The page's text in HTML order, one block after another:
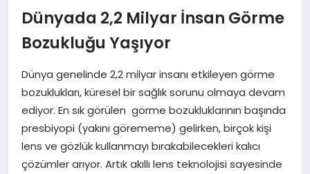
EKONOMI
SAĞLIK
TEKNOLOJI
SPOR
Dünyada 2,2 Milyar İnsan Görme
Bozukluğu Yaşıyor
Dünya genelinde 2,2 milyar insanı etkileyen görme
bozuklukları, küresel bir sağlık sorunu olmaya devam
ediyor. En sık görülen görme bozukluklarının başında
presbiyopi (yakını görememe) gelirken, birçok kişi
lens ve gözlük kullanmayı bırakabilecekleri kalıcı
çözümler arıyor. Artık akıllı lens teknolojisi sayesinde